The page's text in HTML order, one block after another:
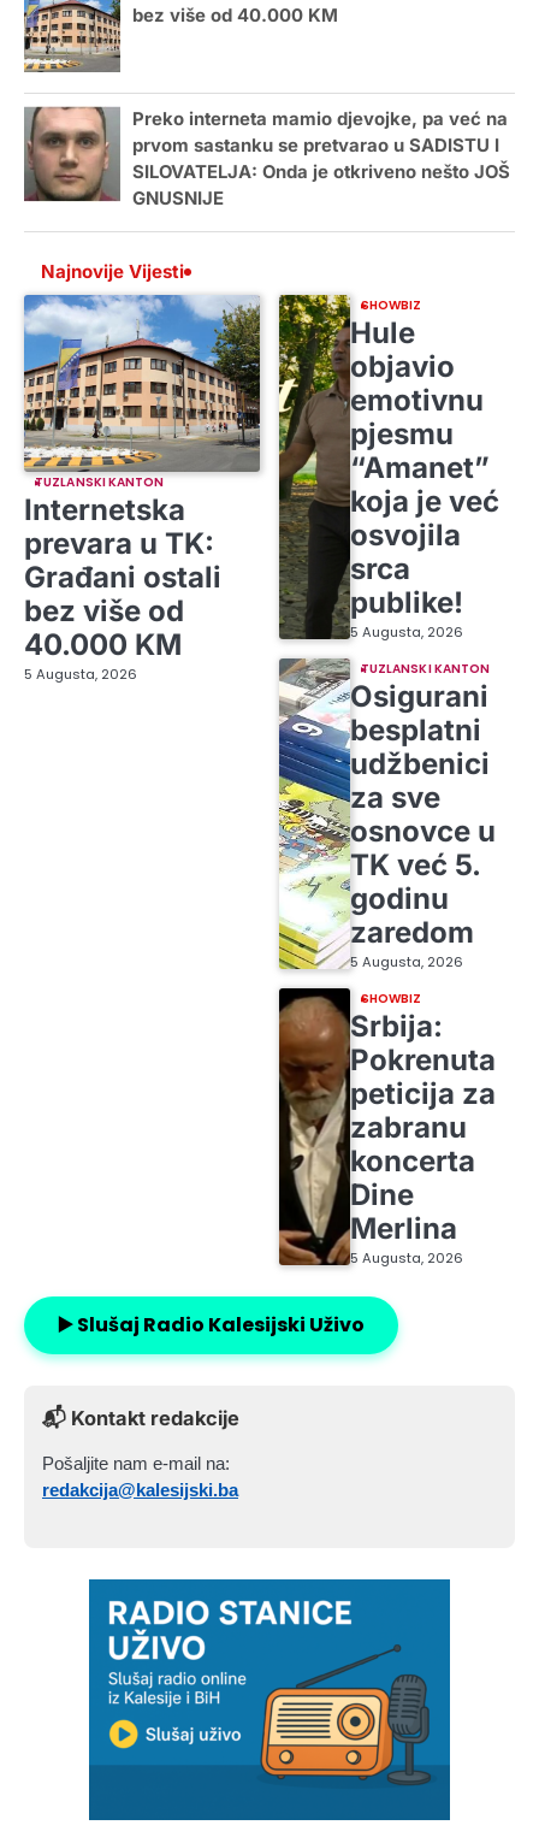
bez više od 40.000 KM
Preko interneta mamio djevojke, pa već na
prvom sastanku se pretvarao u SADISTU I
SILOVATELJA: Onda je otkriveno nešto JOŠ
GNUSNIJE
Najnovije Vijesti
TUZLANSKI KANTON
Internetska
prevara u TK:
Građani ostali
bez više od
40.000 KM
5 Augusta, 2026
SHOWBIZ
Hule
objavio
emotivnu
pjesmu
“Amanet”
koja je već
osvojila
srca
publike!
5 Augusta, 2026
TUZLANSKI KANTON
Osigurani
besplatni
udžbenici
za sve
osnovce u
TK već 5.
godinu
zaredom
5 Augusta, 2026
SHOWBIZ
Srbija:
Pokrenuta
peticija za
zabranu
koncerta
Dine
Merlina
5 Augusta, 2026
▶️ Slušaj Radio Kalesijski Uživo
📬 Kontakt redakcije
Pošaljite nam e-mail na:
redakcija@kalesijski.ba